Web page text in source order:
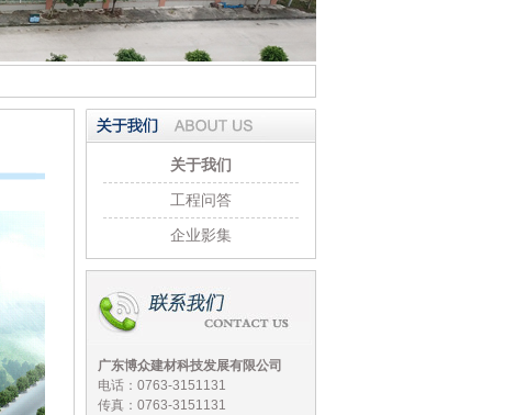
关于我们
工程问答
企业影集
广东博众建材科技发展有限公司
电话：0763-3151131
传真：0763-3151131